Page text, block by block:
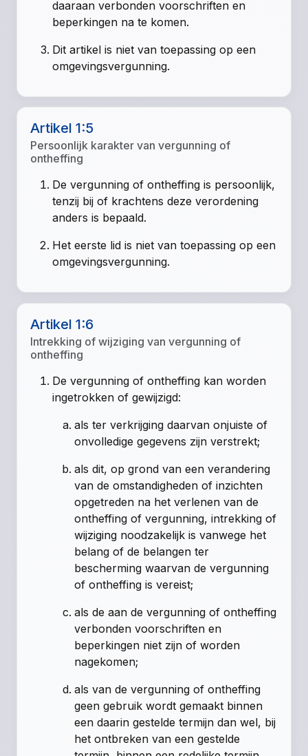
daaraan verbonden voorschriften en
beperkingen na te komen.
Dit artikel is niet van toepassing op een
omgevingsvergunning.
Artikel 1:5
Persoonlijk karakter van vergunning of
ontheffing
De vergunning of ontheffing is persoonlijk,
tenzij bij of krachtens deze verordening
anders is bepaald.
Het eerste lid is niet van toepassing op een
omgevingsvergunning.
Artikel 1:6
Intrekking of wijziging van vergunning of
ontheffing
De vergunning of ontheffing kan worden
ingetrokken of gewijzigd:
als ter verkrijging daarvan onjuiste of
onvolledige gegevens zijn verstrekt;
als dit, op grond van een verandering
van de omstandigheden of inzichten
opgetreden na het verlenen van de
ontheffing of vergunning, intrekking of
wijziging noodzakelijk is vanwege het
belang of de belangen ter
bescherming waarvan de vergunning
of ontheffing is vereist;
als de aan de vergunning of ontheffing
verbonden voorschriften en
beperkingen niet zijn of worden
nagekomen;
als van de vergunning of ontheffing
geen gebruik wordt gemaakt binnen
een daarin gestelde termijn dan wel, bij
het ontbreken van een gestelde